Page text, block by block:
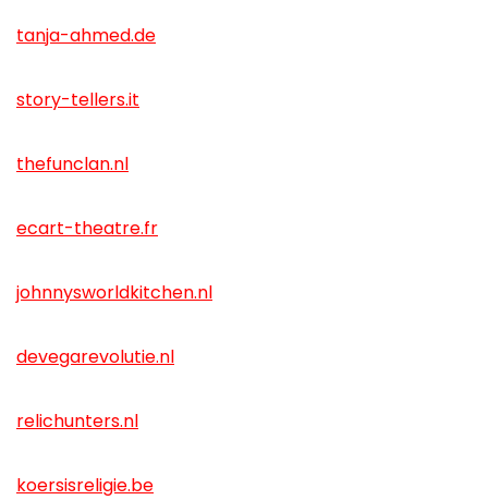
tanja-ahmed.de
story-tellers.it
thefunclan.nl
ecart-theatre.fr
johnnysworldkitchen.nl
devegarevolutie.nl
relichunters.nl
koersisreligie.be